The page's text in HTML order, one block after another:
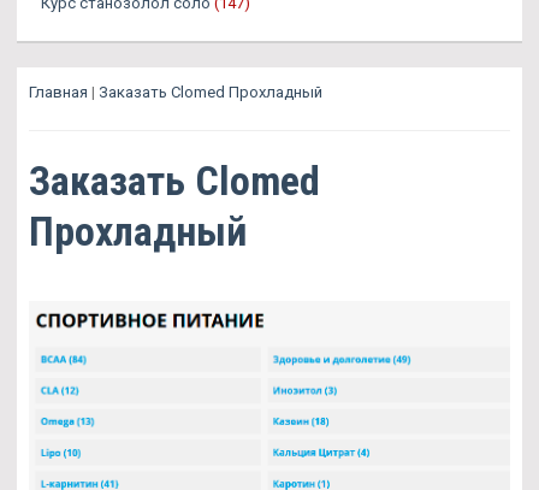
Главная | Заказать Clomed Прохладный
Заказать Clomed
Прохладный